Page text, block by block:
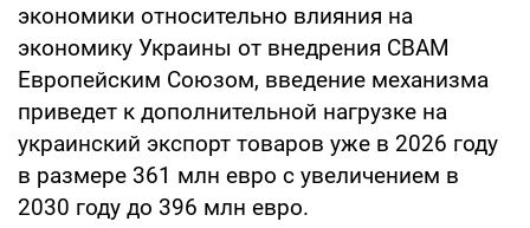
экономики относительно влияния на
экономику Украины от внедрения СВАМ
Европейским Союзом, введение механизма
приведет к дополнительной нагрузке на
украинский экспорт товаров уже в 2026 году
в размере 361 млн евро с увеличением в
2030 году до 396 млн евро.